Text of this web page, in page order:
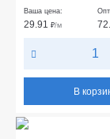
Ваша цена:
29.91 ₽/м
В